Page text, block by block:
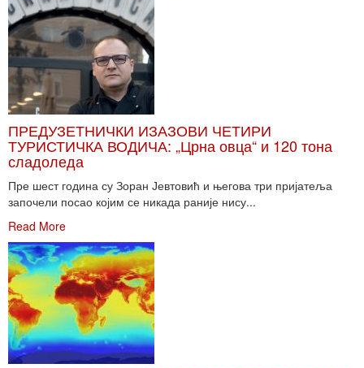
ПРЕДУЗЕТНИЧКИ ИЗАЗОВИ ЧЕТИРИ
ТУРИСТИЧКА ВОДИЧА: „Црна овца“ и 120 тона
сладоледа
Пре шест година су Зоран Јевтовић и његова три пријатеља
започели посао којим се никада раније нису...
Read More